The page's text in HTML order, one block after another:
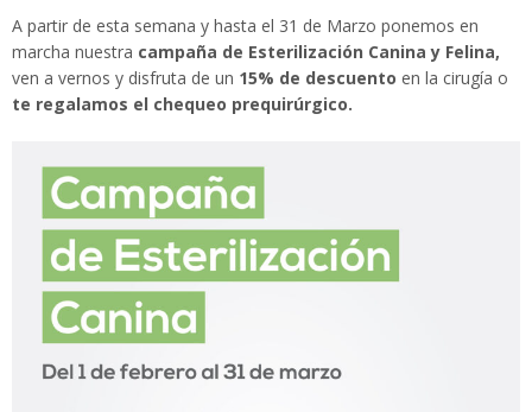
A partir de esta semana y hasta el 31 de Marzo ponemos en
marcha nuestra campaña de Esterilización Canina y Felina,
ven a vernos y disfruta de un 15% de descuento en la cirugía o
te regalamos el chequeo prequirúrgico.